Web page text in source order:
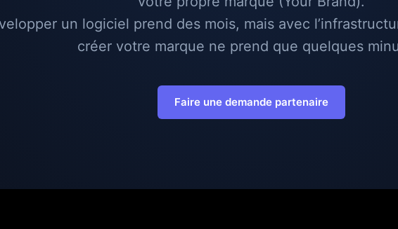
un logiciel prend des mois, mais avec
créer votre marque ne prend que quelques
Faire une demande partenaire